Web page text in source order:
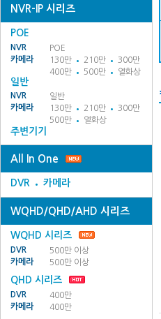
NVR-IP 시리즈
POE
NVR
POE
카메라
130만 210만
300만
400만
500만 열화상
일반
NVR
일반
카메라
130만 210만
300만
500만
열화상
주변기기
All In One
DVR 카메라
WQHD/QHD/AHD 시리즈
WQHD 시리즈
DVR
500만 이상
카메라
500만 이상
QHD 시리즈
DVR
400만
카메라
400만